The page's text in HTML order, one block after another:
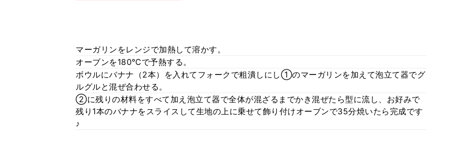
マーガリンをレンジで加熱して溶かす。
オーブンを180℃で予熱する。
ボウルにバナナ（2本）を入れてフォークで粗潰しにし①のマーガリンを加えて泡立て器でグ
ルグルと混ぜ合わせる。
②に残りの材料をすべて加え泡立て器で全体が混ざるまでかき混ぜたら型に流し、お好みで
残り1本のバナナをスライスして生地の上に乗せて飾り付けオーブンで35分焼いたら完成です
♪